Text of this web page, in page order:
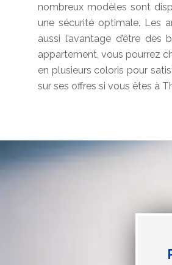
nombreux modèles sont
une sécurité optimale. Les
aussi l’avantage d’être
appartement, vous pourrez
en plusieurs coloris pour
sur ses offres si vous êtes à